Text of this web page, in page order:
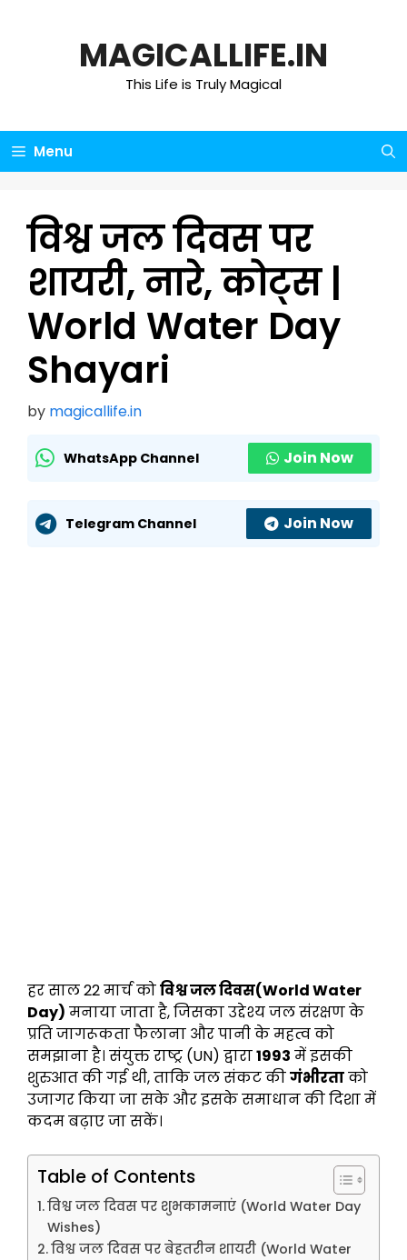
MAGICALLIFE.IN
This Life is Truly Magical
Menu
विश्व जल दिवस पर
शायरी, नारे, कोट्स |
World Water Day
Shayari
by magicallife.in
WhatsApp Channel Join Now
Telegram Channel Join Now
हर साल 22 मार्च कोविश्व जल दिवस(World Water
Day) मनाया जाता है, जिसका उद्देश्य जल संरक्षण के
प्रति जागरूकता फैलाना और पानी के महत्व को
समझाना है। संयुक्त राष्ट्र (UN) द्वारा1993 में इसकी
शुरुआत की गई थी, ताकि जल संकट कीगंभीरताको
उजागर किया जा सके और इसके समाधान की दिशा में
कदम बढ़ाए जा सकें।
Table of Contents
विश्व जल दिवस पर शुभकामनाएं (World Water Day
Wishes)
विश्व जल दिवस पर बेहतरीन शायरी (World Water